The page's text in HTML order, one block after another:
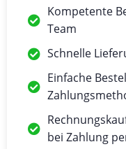
Kompetente
Team
Schnelle
Einfache
bei Zahlung